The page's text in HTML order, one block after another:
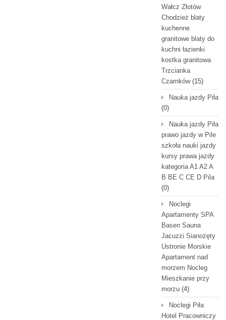
Wałcz Złotów
Chodzież blaty
kuchenne
granitowe blaty do
kuchni łazienki
kostka granitowa
Trzcianka
Czarnków(15)
Nauka jazdy Piła
(0)
Nauka jazdy Piła
prawo jazdy w Pile
szkoła nauki jazdy
kursy prawa jazdy
kategoria A1 A2 A
B BE C CE D Pila
(0)
Noclegi
Apartamenty SPA
Basen Sauna
Jacuzzi Sianożęty
Ustronie Morskie
Apartament nad
morzem Nocleg
Mieszkanie przy
morzu (4)
Noclegi Piła
Hotel Pracowniczy